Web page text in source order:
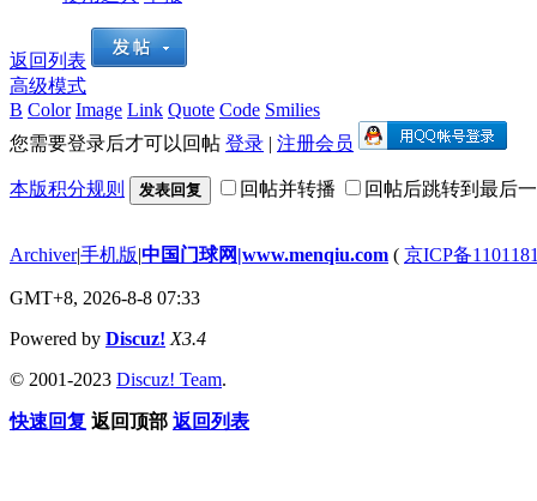
返回列表
高级模式
B Color Image Link Quote Code Smilies
您需要登录后才可以回帖 登录 | 注册会员
本版积分规则 发表回复 回帖并转播 回帖后跳转到最后
Archiver|手机版|中国门球网|www.menqiu.com ( 京ICP备
GMT+8, 2026-8-8 07:33
Powered by Discuz! X3.4
© 2001-2023 Discuz! Team.
快速回复 返回顶部 返回列表